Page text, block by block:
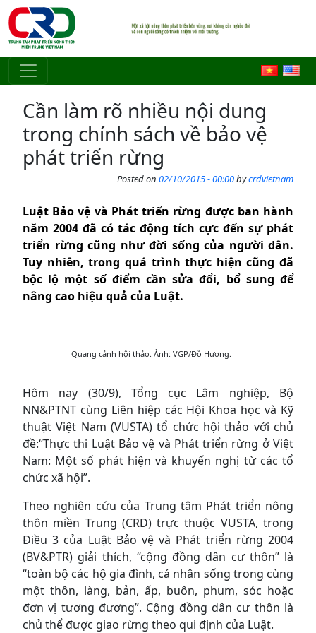
Skip to main content
Cần làm rõ nhiều nội dung
trong chính sách về bảo vệ
phát triển rừng
Posted on 02/10/2015 - 00:00bycrdvietnam
Luật Bảo vệ và Phát triển rừng được ban hành
năm 2004 đã có tác động tích cực đến sự phát
triển rừng cũng như đời sống của người dân.
Tuy nhiên, trong quá trình thực hiện cũng đã
bộc lộ một số điểm cần sửa đổi, bổ sung để
nâng cao hiệu quả của Luật.
Quang cảnh hội thảo. Ảnh: VGP/Đỗ Hương.
Hôm nay (30/9), Tổng cục Lâm nghiệp, Bộ
NN&PTNT cùng Liên hiệp các Hội Khoa học và Kỹ
thuật Việt Nam (VUSTA) tổ chức hội thảo với chủ
đề:“Thực thi Luật Bảo vệ và Phát triển rừng ở Việt
Nam: Một số phát hiện và khuyến nghị từ các tổ
chức xã hội”.
Theo nghiên cứu của Trung tâm Phát triển nông
thôn miền Trung (CRD) trực thuộc VUSTA, trong
Điều 3 của Luật Bảo vệ và Phát triển rừng 2004
(BV&PTR) giải thích, “cộng đồng dân cư thôn” là
“toàn bộ các hộ gia đình, cá nhân sống trong cùng
một thôn, làng, bản, ấp, buôn, phum, sóc hoặc
đơn vị tương đương”. Cộng đồng dân cư thôn là
chủ thể được giao rừng theo qui định của Luật.